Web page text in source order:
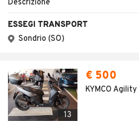
Descrizione
ESSEGI TRANSPORT
Sondrio (SO)
13
€ 500
KYMCO